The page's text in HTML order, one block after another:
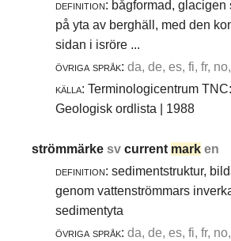
definition: bågformad, glacigen
på yta av berghäll, med den
sidan i isröre ...
övriga språk: da, de, es, fi, fr,
källa: Terminologicentrum TNC:
Geologisk ordlista | 1988
strömmärkesvcurrent mark en
definition: sedimentstruktur,
genom vattenströmmars
sedimentyta
övriga språk: da, de, es, fi, fr,